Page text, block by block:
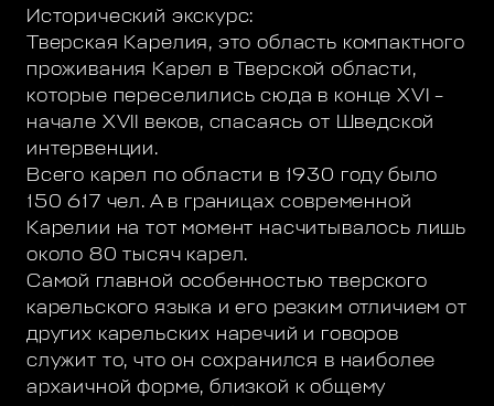
Исторический экскурс:
Тверская Карелия, это область компактного
проживания Карел в Тверской области,
которые переселились сюда в конце XVI –
начале XVII веков, спасаясь от Шведской
интервенции.
Всего карел по области в 1930 году было
150 617 чел. А в границах современной
Карелии на тот момент насчитывалось лишь
около 80 тысяч карел.
Самой главной особенностью тверского
карельского языка и его резким отличием от
других карельских наречий и говоров
служит то, что он сохранился в наиболее
архаичной форме, близкой к общему